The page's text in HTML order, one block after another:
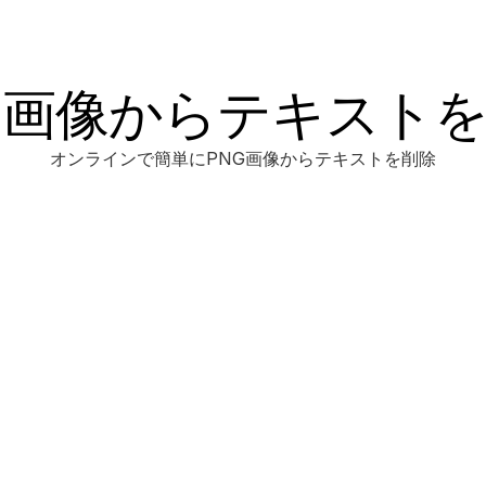
像からテキスト
オンラインで簡単にPNG画像からテキストを削除